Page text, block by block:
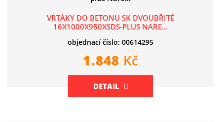
VRTÁKY DO BETONU SK DVOUBŘITÉ
16X1000X950XSDS-PLUS NARE...
objednací číslo: 00614295
1.848 Kč
DETAIL